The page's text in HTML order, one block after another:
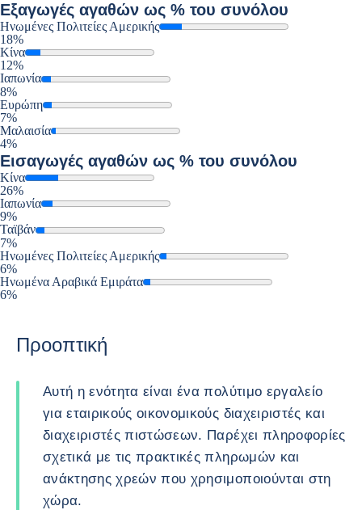
Εξαγωγές αγαθών ως % του συνόλου
Ηνωμένες Πολιτείες Αμερικής
18%
Κίνα
12%
Ιαπωνία
8%
Ευρώπη
7%
Μαλαισία
4%
Εισαγωγές αγαθών ως % του συνόλου
Κίνα
26%
Ιαπωνία
9%
Ταϊβάν
7%
Ηνωμένες Πολιτείες Αμερικής
6%
Ηνωμένα Αραβικά Εμιράτα
6%
Προοπτική
Αυτή η ενότητα είναι ένα πολύτιμο εργαλείο
για εταιρικούς οικονομικούς διαχειριστές και
διαχειριστές πιστώσεων. Παρέχει πληροφορίες
σχετικά με τις πρακτικές πληρωμών και
ανάκτησης χρεών που χρησιμοποιούνται στη
χώρα.